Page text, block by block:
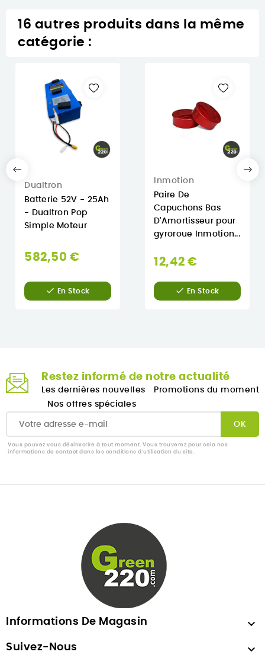
16 autres produits dans la même
catégorie :
Dualtron
Batterie 52V - 25Ah
- Dualtron Pop
Simple Moteur
582,50 €
 En Stock
Inmotion
Paire De
Capuchons Bas
D'Amortisseur pour
gyroroue Inmotion...
12,42 €
 En Stock
Restez informé de notre actualité
Les dernières nouvelles
Promotions du moment
Nos offres spéciales
Vous pouvez vous désinscrire à tout moment. Vous trouverez pour cela nos
informations de contact dans les conditions d'utilisation du site.
Informations De Magasin 
Suivez-Nous 